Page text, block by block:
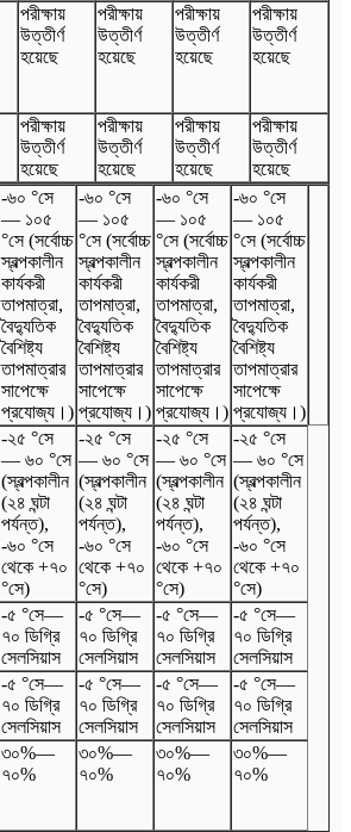
পরীক্ষায়
উত্তীর্ণ
হয়েছে
পরীক্ষায়
উত্তীর্ণ
হয়েছে
পরীক্ষায়
উত্তীর্ণ
হয়েছে
পরীক্ষায়
উত্তীর্ণ
হয়েছে
পরীক্ষায়
উত্তীর্ণ
হয়েছে
পরীক্ষায়
উত্তীর্ণ
হয়েছে
পরীক্ষায়
উত্তীর্ণ
হয়েছে
পরীক্ষায়
উত্তীর্ণ
হয়েছে
-৬০ °সে
— ১০৫
°সে (সর্বোচ্চ
স্বল্পকালীন
কার্যকরী
তাপমাত্রা,
বৈদ্যুতিক
বৈশিষ্ট্য
তাপমাত্রার
সাপেক্ষে
প্রযোজ্য।)
-৬০ °সে
— ১০৫
°সে (সর্বোচ্চ
স্বল্পকালীন
কার্যকরী
তাপমাত্রা,
বৈদ্যুতিক
বৈশিষ্ট্য
তাপমাত্রার
সাপেক্ষে
প্রযোজ্য।)
-৬০ °সে
— ১০৫
°সে (সর্বোচ্চ
স্বল্পকালীন
কার্যকরী
তাপমাত্রা,
বৈদ্যুতিক
বৈশিষ্ট্য
তাপমাত্রার
সাপেক্ষে
প্রযোজ্য।)
-৬০ °সে
— ১০৫
°সে (সর্বোচ্চ
স্বল্পকালীন
কার্যকরী
তাপমাত্রা,
বৈদ্যুতিক
বৈশিষ্ট্য
তাপমাত্রার
সাপেক্ষে
প্রযোজ্য।)
-২৫ °সে
— ৬০ °সে
(স্বল্পকালীন
(২৪ ঘন্টা
পর্যন্ত),
-৬০ °সে
থেকে +৭০
°সে)
-২৫ °সে
— ৬০ °সে
(স্বল্পকালীন
(২৪ ঘন্টা
পর্যন্ত),
-৬০ °সে
থেকে +৭০
°সে)
-২৫ °সে
— ৬০ °সে
(স্বল্পকালীন
(২৪ ঘন্টা
পর্যন্ত),
-৬০ °সে
থেকে +৭০
°সে)
-২৫ °সে
— ৬০ °সে
(স্বল্পকালীন
(২৪ ঘন্টা
পর্যন্ত),
-৬০ °সে
থেকে +৭০
°সে)
-৫ °সে—
৭০ ডিগ্রি
সেলসিয়াস
-৫ °সে—
৭০ ডিগ্রি
সেলসিয়াস
-৫ °সে—
৭০ ডিগ্রি
সেলসিয়াস
-৫ °সে—
৭০ ডিগ্রি
সেলসিয়াস
-৫ °সে—
৭০ ডিগ্রি
সেলসিয়াস
-৫ °সে—
৭০ ডিগ্রি
সেলসিয়াস
-৫ °সে—
৭০ ডিগ্রি
সেলসিয়াস
-৫ °সে—
৭০ ডিগ্রি
সেলসিয়াস
৩০%—
৭০%
৩০%—
৭০%
৩০%—
৭০%
৩০%—
৭০%